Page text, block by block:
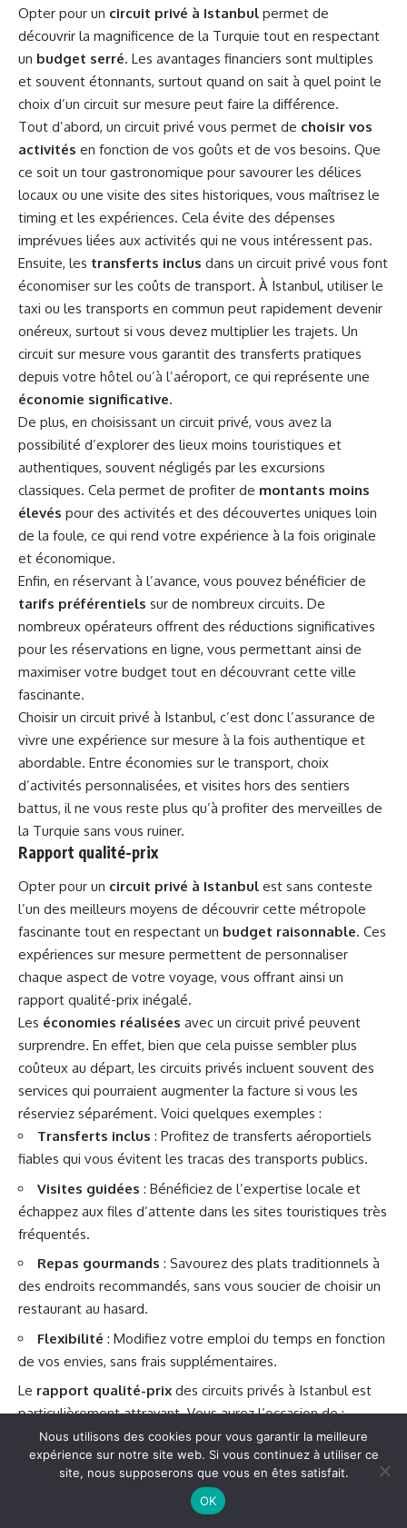
Opter pour un circuit privé à Istanbul permet de
découvrir la magnificence de la Turquie tout en respectant
un budget serré. Les avantages financiers sont multiples
et souvent étonnants, surtout quand on sait à quel point le
choix d’un circuit sur mesure peut faire la différence.
Tout d’abord, un circuit privé vous permet de choisir vos
activités en fonction de vos goûts et de vos besoins. Que
ce soit un tour gastronomique pour savourer les délices
locaux ou une visite des sites historiques, vous maîtrisez le
timing et les expériences. Cela évite des dépenses
imprévues liées aux activités qui ne vous intéressent pas.
Ensuite, les transferts inclus dans un circuit privé vous font
économiser sur les coûts de transport. À Istanbul, utiliser le
taxi ou les transports en commun peut rapidement devenir
onéreux, surtout si vous devez multiplier les trajets. Un
circuit sur mesure vous garantit des transferts pratiques
depuis votre hôtel ou’à l’aéroport, ce qui représente une
économie significative.
De plus, en choisissant un circuit privé, vous avez la
possibilité d’explorer des lieux moins touristiques et
authentiques, souvent négligés par les excursions
classiques. Cela permet de profiter de montants moins
élevés pour des activités et des découvertes uniques loin
de la foule, ce qui rend votre expérience à la fois originale
et économique.
Enfin, en réservant à l’avance, vous pouvez bénéficier de
tarifs préférentiels sur de nombreux circuits. De
nombreux opérateurs offrent des réductions significatives
pour les réservations en ligne, vous permettant ainsi de
maximiser votre budget tout en découvrant cette ville
fascinante.
Choisir un circuit privé à Istanbul, c’est donc l’assurance de
vivre une expérience sur mesure à la fois authentique et
abordable. Entre économies sur le transport, choix
d’activités personnalisées, et visites hors des sentiers
battus, il ne vous reste plus qu’à profiter des merveilles de
la Turquie sans vous ruiner.
Rapport qualité-prix
Opter pour un circuit privé à Istanbul est sans conteste
l’un des meilleurs moyens de découvrir cette métropole
fascinante tout en respectant un budget raisonnable. Ces
expériences sur mesure permettent de personnaliser
chaque aspect de votre voyage, vous offrant ainsi un
rapport qualité-prix inégalé.
Les économies réalisées avec un circuit privé peuvent
surprendre. En effet, bien que cela puisse sembler plus
coûteux au départ, les circuits privés incluent souvent des
services qui pourraient augmenter la facture si vous les
réserviez séparément. Voici quelques exemples :
Transferts inclus : Profitez de transferts aéroportiels
fiables qui vous évitent les tracas des transports publics.
Visites guidées : Bénéficiez de l’expertise locale et
échappez aux files d’attente dans les sites touristiques très
fréquentés.
Repas gourmands : Savourez des plats traditionnels à
des endroits recommandés, sans vous soucier de choisir un
restaurant au hasard.
Flexibilité : Modifiez votre emploi du temps en fonction
de vos envies, sans frais supplémentaires.
Le rapport qualité-prix des circuits privés à Istanbul est
particulièrement attrayant. Vous aurez l’occasion de :
Maximiser votre temps en évitant les longues attentes.
Profiter d’un itinéraire élaboré spécifiquement pour vos
culture turque
Nous utilisons des cookies pour vous garantir la meilleure
expérience sur notre site web. Si vous continuez à utiliser ce
site, nous supposerons que vous en êtes satisfait.
OK